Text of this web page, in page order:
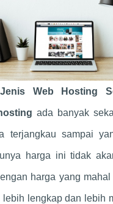
Jenis Web Hosting
ada banyak
terjangkau sampai
harga ini tidak
harga yang
lengkap dan lebih